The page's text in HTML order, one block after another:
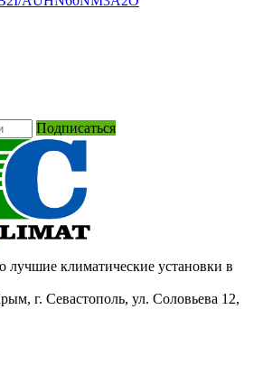
Подписаться
лучшие климатические установки в
г. Севастополь, ул. Соловьева 12,